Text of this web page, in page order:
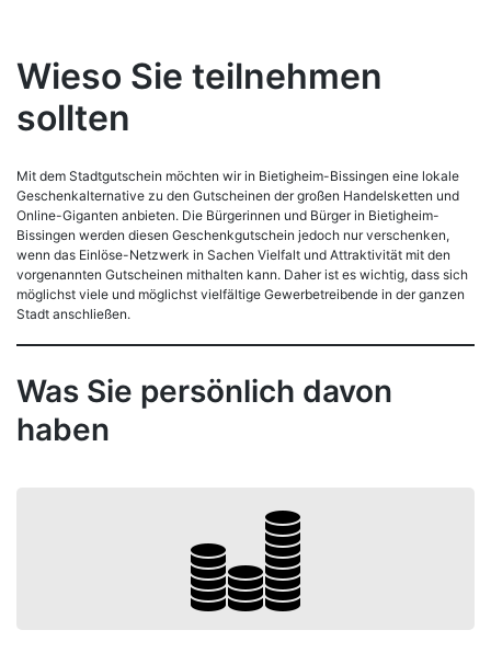
Wieso Sie teilnehmen
sollten
Mit dem Stadtgutschein möchten wir in Bietigheim-Bissingen eine lokale
Geschenkalternative zu den Gutscheinen der großen Handelsketten und
Online-Giganten anbieten. Die Bürgerinnen und Bürger in Bietigheim-
Bissingen werden diesen Geschenkgutschein jedoch nur verschenken,
wenn das Einlöse-Netzwerk in Sachen Vielfalt und Attraktivität mit den
vorgenannten Gutscheinen mithalten kann. Daher ist es wichtig, dass sich
möglichst viele und möglichst vielfältige Gewerbetreibende in der ganzen
Stadt anschließen.
Was Sie persönlich davon
haben